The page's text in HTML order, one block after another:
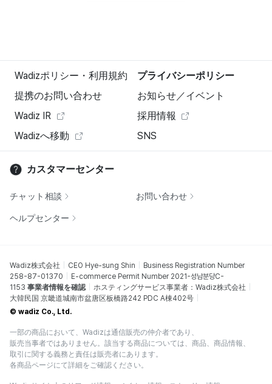
Wadizポリシー・利用規約
プライバシーポリシー
提携のお問い合わせ
お知らせ／イベント
Wadiz IR
採用情報
Wadizへ移動
SNS
カスタマーセンター
チャット相談 お問い合わせ
ヘルプセンター
Wadiz株式会社 CEO Hye-sung Shin
Business Registration Number
258-87-01370
E-commerce Permit Number 2021-성남분당C-
1153 事業者情報を確認
ホスティングサービス事業者：Wadiz株式会社
大韓民国 京畿道城南市盆唐区板橋路242 PDC A棟402号
© wadiz Co., Ltd.
一部の商品において、Wadizは通信販売の仲介者であり、
販売当事者ではありません。該当する商品については、商品、商品情報、
取引に関する義務と責任は販売者にあります。
各商品ページにて詳細をご確認ください。